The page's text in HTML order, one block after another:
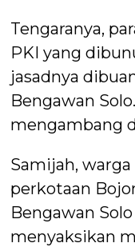
Tengaranya,
PKI yang
jasadnya
Bengawan
mengambang
Samijah,
perkotaan
Bengawan
menyaksikan